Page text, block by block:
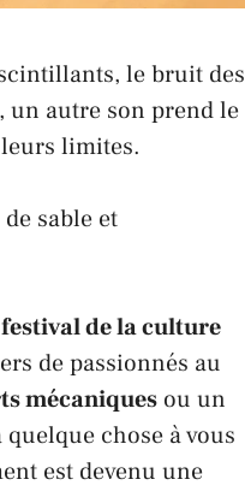
le bruit des
un autre son prend le
limites.
sable et
festival de la culture
de passionnés au
mécaniques ou un
quelque chose à vous
est devenu une